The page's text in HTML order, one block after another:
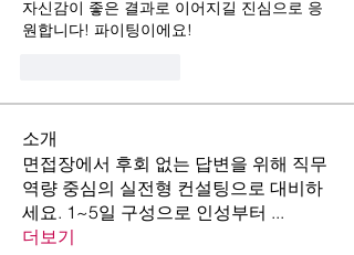
자신감이 좋은 결과로 이어지길 진심으로 응
원합니다! 파이팅이에요!
소개
면접장에서 후회 없는 답변을 위해 직무
역량 중심의 실전형 컨설팅으로 대비하
세요. 1~5일 구성으로 인성부터 ...
더보기